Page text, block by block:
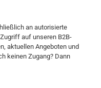
an autorisierte
auf unseren B2B-
aktuellen Angeboten und
keinen Zugang? Dann